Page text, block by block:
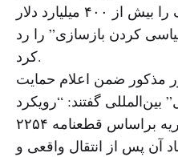
روسیه که هزینه‌های جنگ را بیش از ۴۰۰ میلیارد دلار
کردن بازسازی” را رد
کرد.
نمایندگان ۹ کشور مذکور ضمن اعلام حمایت
بین‌المللی گفتند: “رویکرد
اولیه سازمان ملل برای سوریه براساس قطعنامه ۲۲۵۴
آن پس از انتقال واقعی و